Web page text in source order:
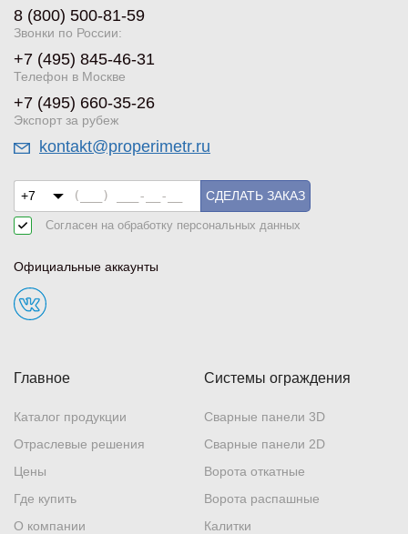
Главное
Каталог продукции
Отраслевые решения
Цены
Где купить
О компании
Системы ограждения
Сварные панели 3D
Сварные панели 2D
Ворота откатные
Ворота распашные
Калитки
8 (800) 500-81-59
Звонки по России:
+7 (495) 845-46-31
Телефон в Москве
+7 (495) 660-35-26
Экспорт за рубеж
kontakt@properimetr.ru
СДЕЛАТЬ ЗАКАЗ
Согласен на обработку персональных данных
Официальные аккаунты